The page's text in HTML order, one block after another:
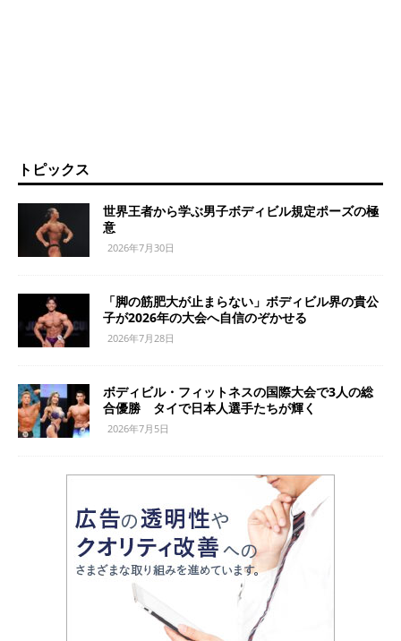
トピックス
世界王者から学ぶ男子ボディビル規定ポーズの極
意
2026年7月30日
「脚の筋肥大が止まらない」ボディビル界の貴公
子が2026年の大会へ自信のぞかせる
2026年7月28日
ボディビル・フィットネスの国際大会で3人の総
合優勝 タイで日本人選手たちが輝く
2026年7月5日